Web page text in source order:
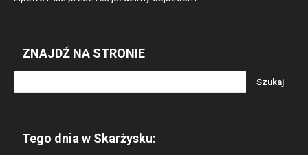
ZNAJDŹ NA STRONIE
Tego dnia w Skarżysku: